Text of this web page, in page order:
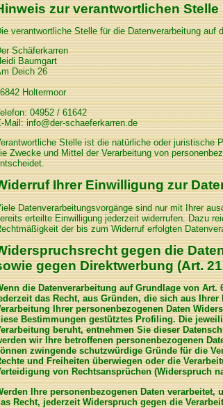
zur verantwortlichen Stelle
verantwortliche Stelle für die Datenverarbeitung auf
Schäferkarren
Baumgart
Deich 26
Holtermoor
04952 / 61642
Mail: info@der-schaeferkarren.de
Stelle ist die natürliche oder juristische
Zwecke und Mittel der Verarbeitung von
Ihrer Einwilligung zur
Datenverarbeitungsvorgänge sind nur mit Ihrer
erteilte Einwilligung jederzeit widerrufen. Dazu
der bis zum Widerruf erfolgten
gegen die
gegen Direktwerbung (Art. 21
die Datenverarbeitung auf Grundlage von
das Recht, aus Gründen, die sich aus
Ihrer personenbezogenen Daten
Bestimmungen gestütztes Profiling. Die
beruht, entnehmen Sie dieser
wir Ihre betroffenen personenbezogenen
zwingende schutzwürdige Gründe für die
und Freiheiten überwiegen oder die
von Rechtsansprüchen (Widerspruch
Ihre personenbezogenen Daten
Recht, jederzeit Widerspruch gegen die